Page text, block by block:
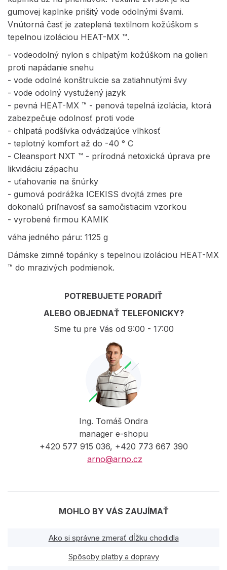
gumovej kaplnke prišitý vode odolnými švami.
Vnútorná časť je zateplená textilnom kožúškom s
tepelnou izoláciou HEAT-MX ™.
- vodeodolný nylon s chlpatým kožúškom na golieri
proti napádanie snehu
- vode odolné konštrukcie sa zatiahnutými švy
- vode odolný vystužený jazyk
- pevná HEAT-MX ™ - penová tepelná izolácia, ktorá
zabezpečuje odolnosť proti vode
- chlpatá podšívka odvádzajúce vlhkosť
- teplotný komfort až do -40 ° C
- Cleansport NXT ™ - prírodná netoxická úprava pre
likvidáciu zápachu
- uťahovanie na šnúrky
- gumová podrážka ICEKISS dvojtá zmes pre
dokonalú priľnavosť sa samočistiacim vzorkou
- vyrobené firmou KAMIK
váha jedného páru: 1125 g
Dámske zimné topánky s tepelnou izoláciou HEAT-MX
™ do mrazivých podmienok.
POTREBUJETE PORADIŤ
ALEBO OBJEDNAŤ TELEFONICKY?
Sme tu pre Vás od 9:00 - 17:00
Ing. Tomáš Ondra
manager e-shopu
+420 577 915 036, +420 773 667 390
arno@arno.cz
MOHLO BY VÁS ZAUJÍMAŤ
Ako si správne zmerať dĺžku chodidla
Spôsoby platby a dopravy